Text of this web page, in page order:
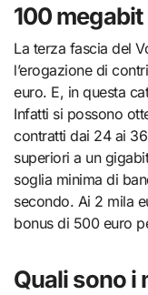
100
La terza fascia del
l’erogazione di
euro. E, in questa
Infatti si possono
contratti dai 24 ai
superiori a un
soglia minima di
secondo. Ai 2 mila
bonus di 500 euro
Quali sono i